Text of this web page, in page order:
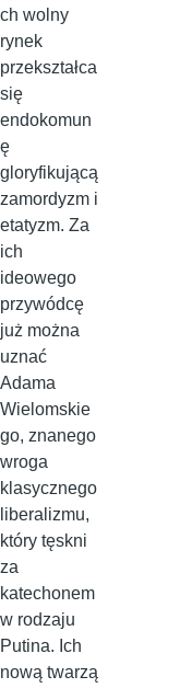
ch wolny
rynek
przekształca
się
endokomun
ę
gloryfikującą
zamordyzm i
etatyzm. Za
ich
ideowego
przywódcę
już można
uznać
Adama
Wielomskie
go, znanego
wroga
klasycznego
liberalizmu,
który tęskni
za
katechonem
w rodzaju
Putina. Ich
nową twarzą